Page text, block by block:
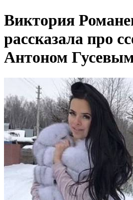
Виктория
рассказала про
Антоном